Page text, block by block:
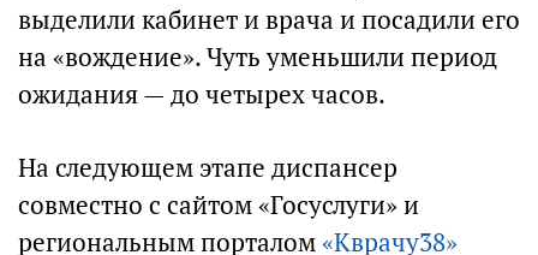
выделили кабинет и врача и посадили его
на «вождение». Чуть уменьшили период
ожидания — до четырех часов.
На следующем этапе диспансер
совместно с сайтом «Госуслуги» и
региональным порталом«Кврачу38»